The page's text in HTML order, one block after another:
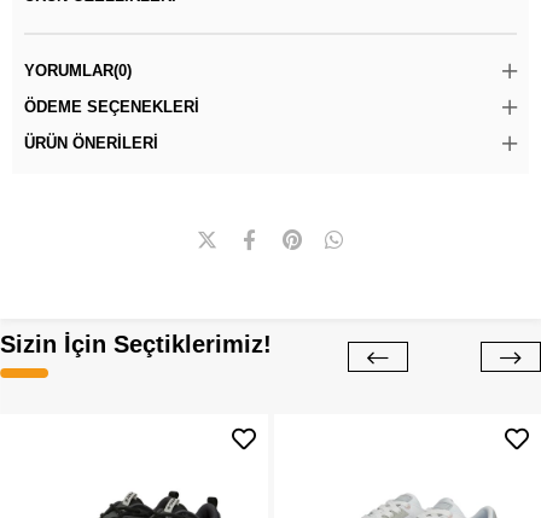
YORUMLAR(0)
ÖDEME SEÇENEKLERI
ÜRÜN ÖNERILERI
Sizin İçin Seçtiklerimiz!